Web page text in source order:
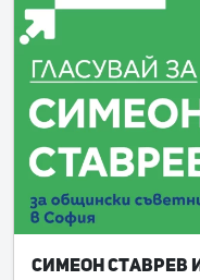
Симеон Ставрев